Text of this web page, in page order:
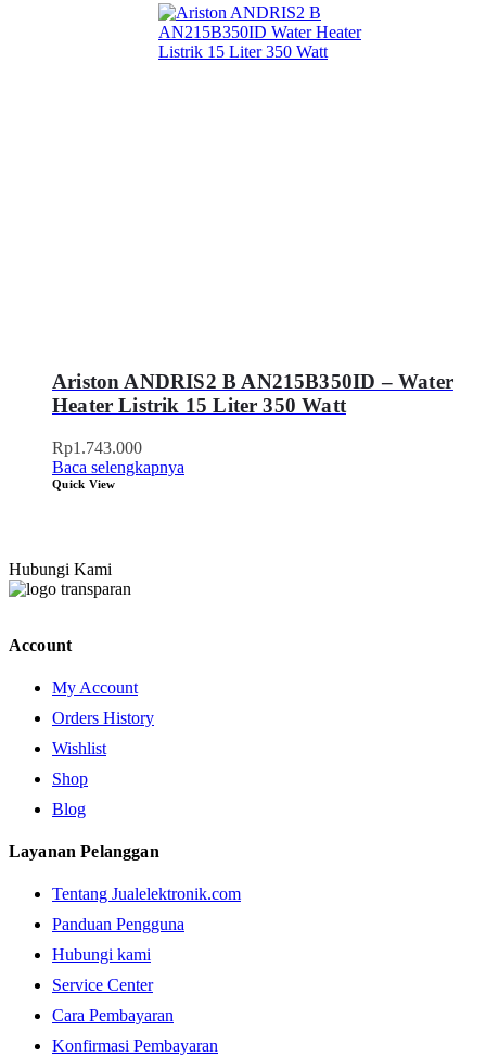
Ariston ANDRIS2 B AN215B350ID – Water
Heater Listrik 15 Liter 350 Watt
Rp1.743.000
Baca selengkapnya
Quick View
Hubungi Kami
Account
My Account
Orders History
Wishlist
Shop
Blog
Layanan Pelanggan
Tentang Jualelektronik.com
Panduan Pengguna
Hubungi kami
Service Center
Cara Pembayaran
Konfirmasi Pembayaran